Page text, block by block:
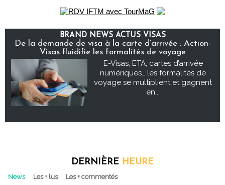
BRAND NEWS ACTUS VISAS
De la demande de visa à la carte d’arrivée : Action-
Visas fluidifie les formalités de voyage
E-Visas, ETA, cartes d’arrivée
numériques… les formalités de
voyage se multiplient et gagnent
en...
DERNIÈRE HEURE
News Les + lus Les + commentés